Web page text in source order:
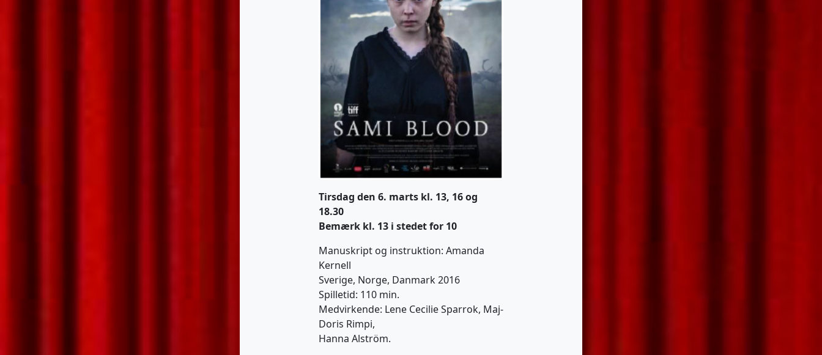
Tirsdag den 6. marts kl. 13, 16 og
18.30
Bemærk kl. 13 i stedet for 10
Manuskript og instruktion: Amanda
Kernell
Sverige, Norge, Danmark 2016
Spilletid: 110 min.
Medvirkende: Lene Cecilie Sparrok, Maj-
Doris Rimpi,
Hanna Alström.